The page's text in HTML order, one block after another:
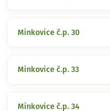
Minkovice č.p. 30
Minkovice č.p. 33
Minkovice č.p. 34